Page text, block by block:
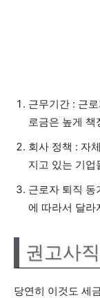
근무기간 : 근
로금은 높게 책
회사 정책 : 자
지고 있는 기업
근로자 퇴직 동
에 따라서 달라
권고사
당연히 이것도 세